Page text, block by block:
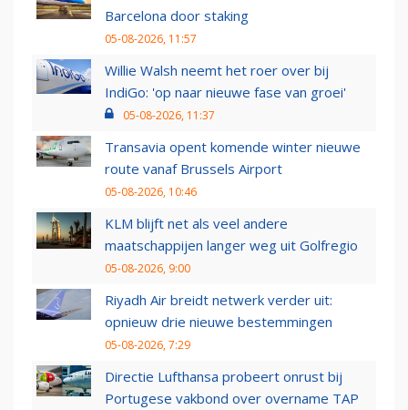
Barcelona door staking
05-08-2026, 11:57
Willie Walsh neemt het roer over bij
IndiGo: 'op naar nieuwe fase van groei'
05-08-2026, 11:37
Transavia opent komende winter nieuwe
route vanaf Brussels Airport
05-08-2026, 10:46
KLM blijft net als veel andere
maatschappijen langer weg uit Golfregio
05-08-2026, 9:00
Riyadh Air breidt netwerk verder uit:
opnieuw drie nieuwe bestemmingen
05-08-2026, 7:29
Directie Lufthansa probeert onrust bij
Portugese vakbond over overname TAP